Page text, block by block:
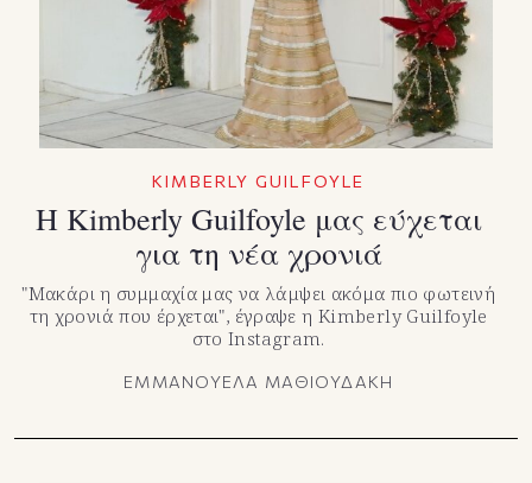
KIMBERLY GUILFOYLE
Η Kimberly Guilfoyle μας εύχεται
για τη νέα χρονιά
"Μακάρι η συμμαχία μας να λάμψει ακόμα πιο φωτεινή
τη χρονιά που έρχεται", έγραψε η Kimberly Guilfoyle
στο Instagram.
ΕΜΜΑΝΟΥΕΛΑ ΜΑΘΙΟΥΔΑΚΗ